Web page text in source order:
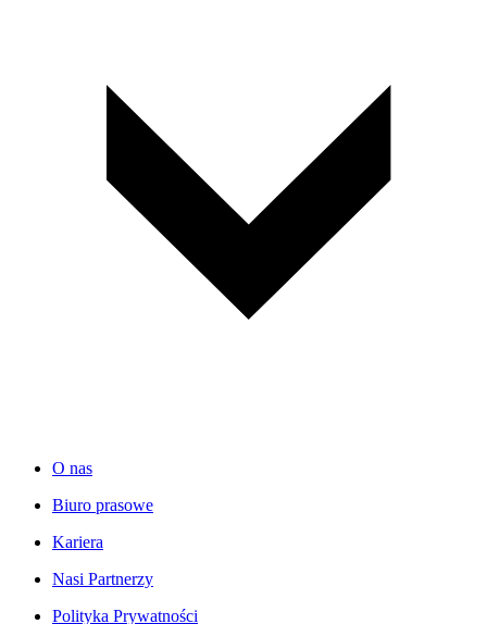
O nas
Biuro prasowe
Kariera
Nasi Partnerzy
Polityka Prywatności